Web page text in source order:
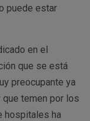
puede estar
en el
que se está
preocupante ya
temen por los
hospitales ha